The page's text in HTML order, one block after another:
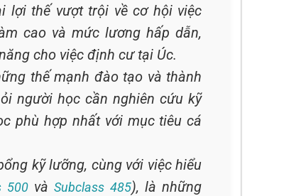
lợi thế vượt trội về cơ hội việc
cao và mức lương hấp dẫn,
cho việc định cư tại Úc.
thế mạnh đào tạo và thành
người học cần nghiên cứu kỹ
phù hợp nhất với mục tiêu cá
kỹ lưỡng, cùng với việc hiểu
500vàSubclass 485), là những